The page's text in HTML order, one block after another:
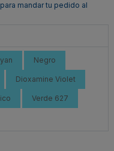
mandar tu pedido al
Negro
Dioxamine Violet
Verde 627